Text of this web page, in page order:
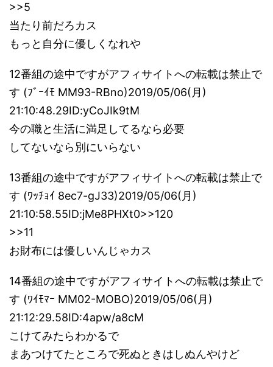
>>5
当たり前だろカス
もっと自分に優しくなれや
12番組の途中ですがアフィサイトへの転載は禁止で
す (ﾌﾞｰｲﾓ MM93-RBno)2019/05/06(月)
21:10:48.29ID:yCoJIk9tM
今の職と生活に満足してるなら必要
してないなら別にいらない
13番組の途中ですがアフィサイトへの転載は禁止で
す (ﾜｯﾁｮｲ 8ec7-gJ33)2019/05/06(月)
21:10:58.55ID:jMe8PHXt0>>120
>>11
お財布には優しいんじゃカス
14番組の途中ですがアフィサイトへの転載は禁止で
す (ﾜｲﾓﾏｰ MM02-MOBO)2019/05/06(月)
21:12:29.58ID:4apw/a8cM
こけてみたらわかるで
まあつけてたところで死ぬときはしぬんやけど